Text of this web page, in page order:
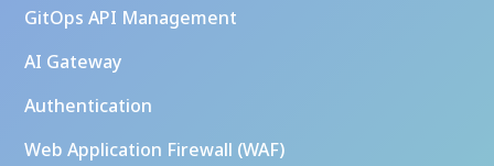
GitOps API Management
AI Gateway
Authentication
Web Application Firewall (WAF)